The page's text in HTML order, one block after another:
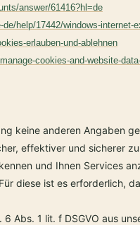
answer/61416?hl=de
help/17442/windows-internet-
erlauben-und-ablehnen
cookies-and-website-
keine anderen Angaben
effektiver und sicherer
und Ihnen Services
diese ist es erforderlich,
Abs. 1 lit. f DSGVO aus